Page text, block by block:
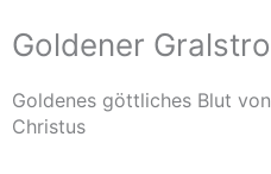
Goldener
Goldenes göttliches Blut
Christus